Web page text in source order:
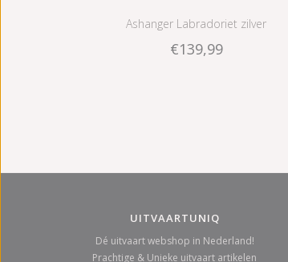
Ashanger Labradoriet zilver
€139,99
UITVAARTUNIQ
Dé uitvaart webshop in Nederland!
Prachtige & Unieke uitvaart artikelen